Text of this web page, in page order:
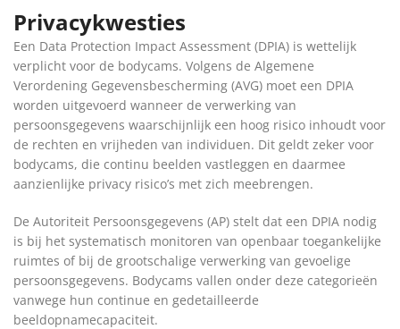
Privacykwesties
Een Data Protection Impact Assessment (DPIA) is wettelijk
verplicht voor de bodycams. Volgens de Algemene
Verordening Gegevensbescherming (AVG) moet een DPIA
worden uitgevoerd wanneer de verwerking van
persoonsgegevens waarschijnlijk een hoog risico inhoudt voor
de rechten en vrijheden van individuen. Dit geldt zeker voor
bodycams, die continu beelden vastleggen en daarmee
aanzienlijke privacy risico’s met zich meebrengen.
De Autoriteit Persoonsgegevens (AP) stelt dat een DPIA nodig
is bij het systematisch monitoren van openbaar toegankelijke
ruimtes of bij de grootschalige verwerking van gevoelige
persoonsgegevens. Bodycams vallen onder deze categorieën
vanwege hun continue en gedetailleerde
beeldopnamecapaciteit.